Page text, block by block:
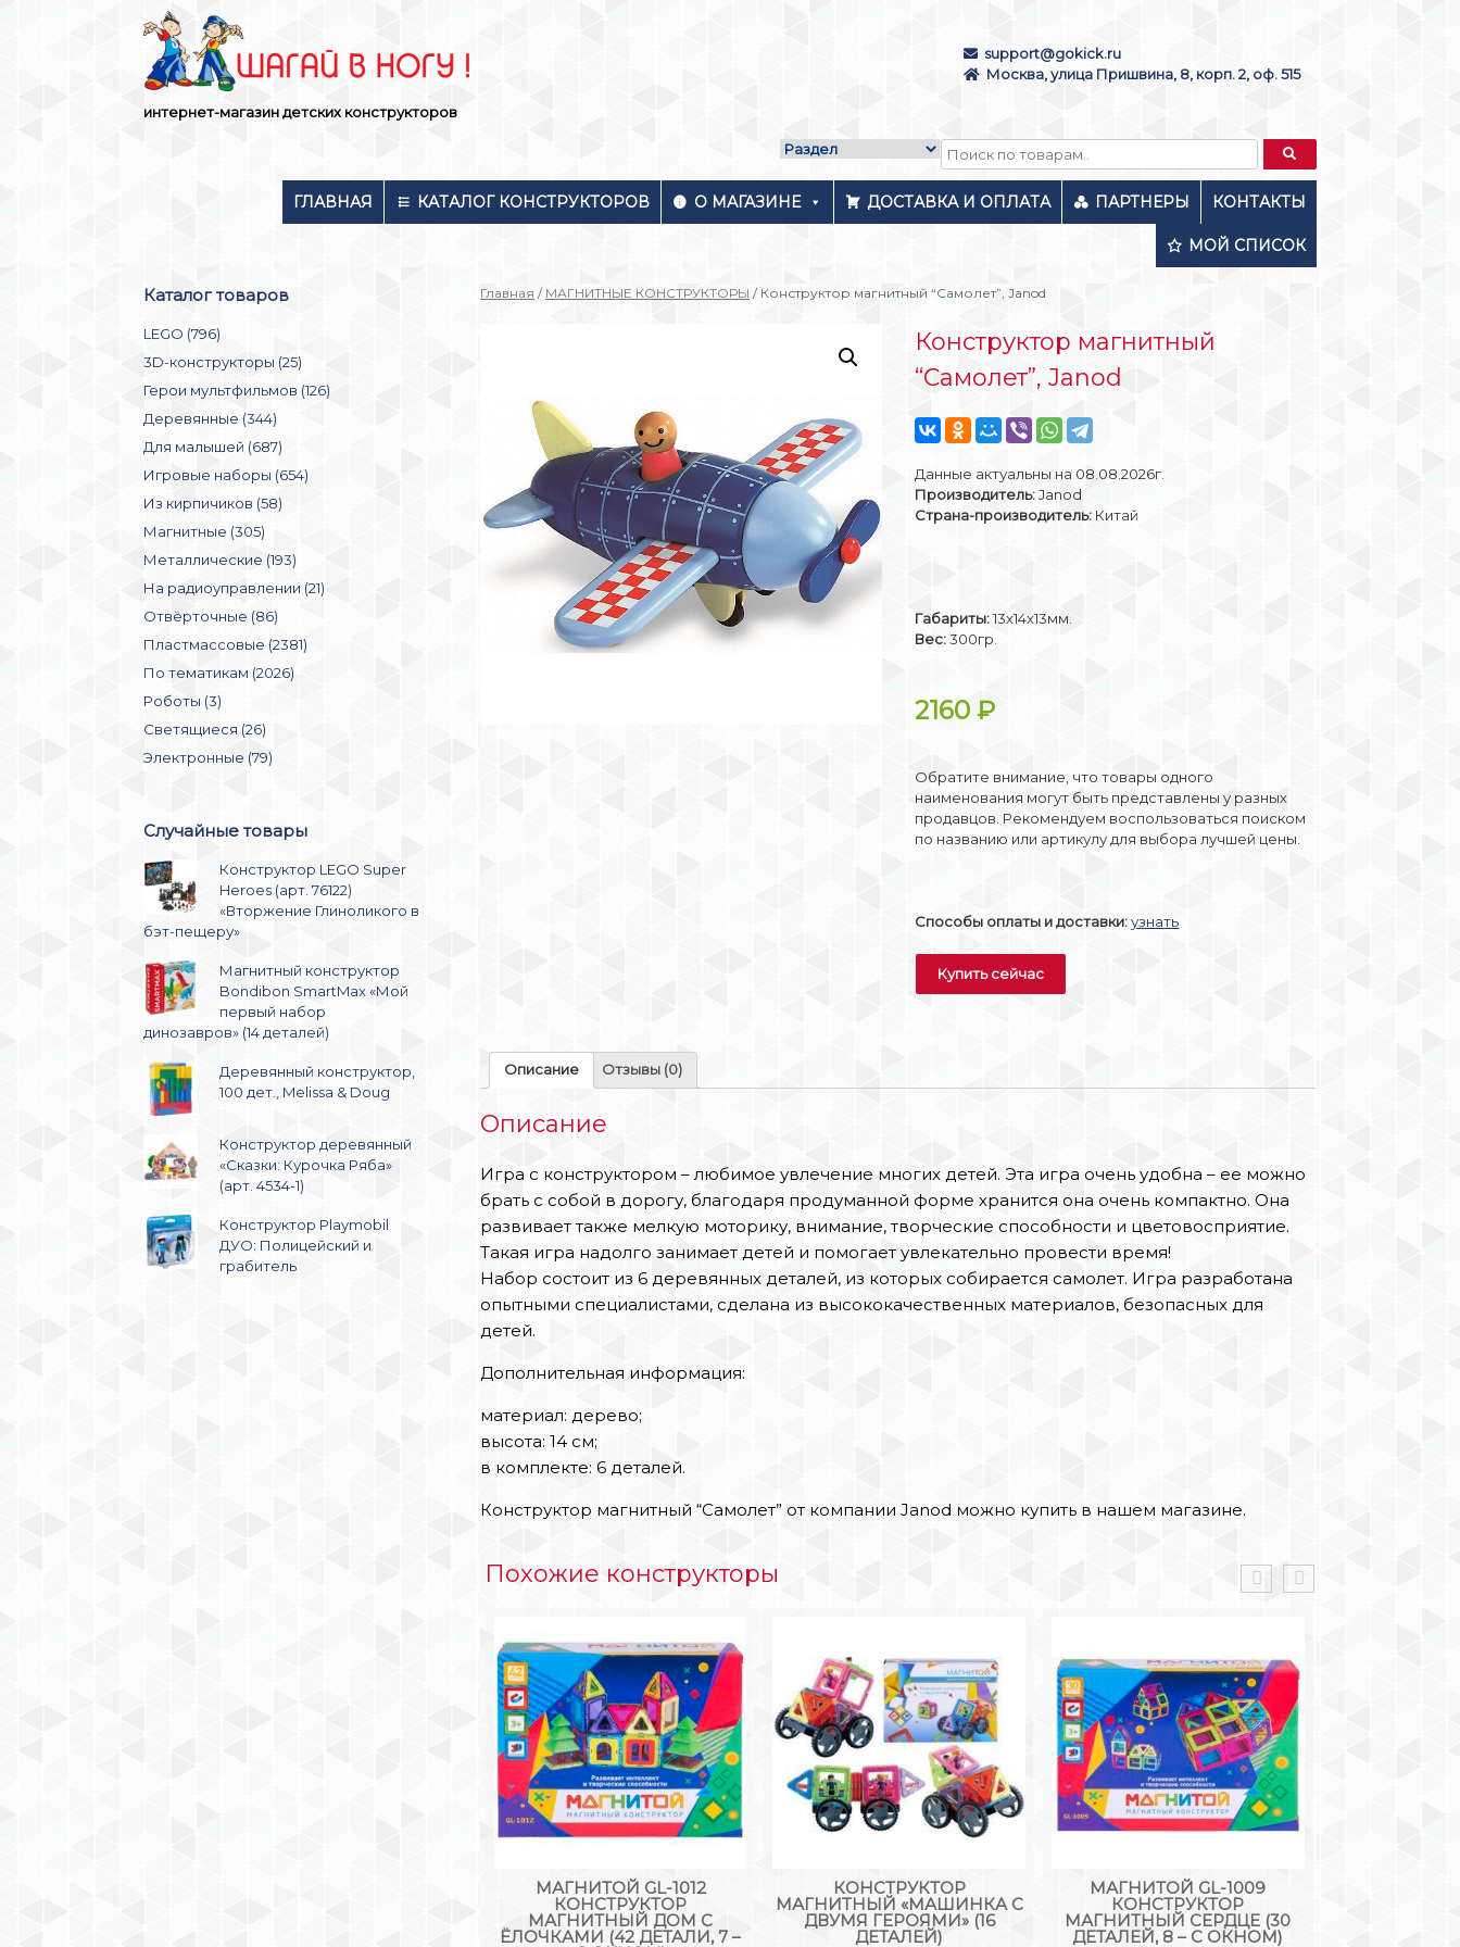
интернет-магазин детских конструкторов
support@gokick.ru
Москва, улица Пришвина, 8, корп. 2, оф. 515
ГЛАВНАЯ КАТАЛОГ КОНСТРУКТОРОВ О МАГАЗИНЕ ДОСТАВКА И ОПЛАТА ПАРТНЕРЫ КОНТАКТЫ
МОЙ СПИСОК
Главная / МАГНИТНЫЕ КОНСТРУКТОРЫ / Конструктор магнитный “Самолет”, Janod
Конструктор магнитный
“Самолет”, Janod
Данные актуальны на 08.08.2026г.
Производитель:Janod
Страна-производитель: Китай
Габариты:13x14x13мм.
Вес:300гр.
2160₽
Обратите внимание, что товары одного
наименования могут быть представлены у разных
продавцов. Рекомендуем воспользоваться поиском
по названию или артикулу для выбора лучшей цены.
Способы оплаты и доставки: узнать
Купить сейчас
Описание Отзывы (0)
Описание
Игра с конструктором – любимое увлечение многих детей. Эта игра очень удобна – ее можно
брать с собой в дорогу, благодаря продуманной форме хранится она очень компактно. Она
развивает также мелкую моторику, внимание, творческие способности и цветовосприятие.
Такая игра надолго занимает детей и помогает увлекательно провести время!
Набор состоит из 6 деревянных деталей, из которых собирается самолет. Игра разработана
опытными специалистами, сделана из высококачественных материалов, безопасных для
детей.
Дополнительная информация:
материал: дерево;
высота: 14 см;
в комплекте: 6 деталей.
Конструктор магнитный “Самолет” от компании Janod можно купить в нашем магазине.
Похожие конструкторы
МАГНИТОЙ GL-1012
КОНСТРУКТОР
МАГНИТНЫЙ ДОМ С
ЁЛОЧКАМИ (42 ДЕТАЛИ, 7 –
КОНСТРУКТОР
МАГНИТНЫЙ «МАШИНКА С
ДВУМЯ ГЕРОЯМИ» (16
ДЕТАЛЕЙ)
МАГНИТОЙ GL-1009
КОНСТРУКТОР
МАГНИТНЫЙ СЕРДЦЕ (30
ДЕТАЛЕЙ, 8 – С ОКНОМ)
Каталог товаров
LEGO (796)
3D-конструкторы (25)
Герои мультфильмов (126)
Деревянные (344)
Для малышей (687)
Игровые наборы (654)
Из кирпичиков (58)
Магнитные (305)
Металлические (193)
На радиоуправлении (21)
Отвёрточные (86)
Пластмассовые (2381)
По тематикам (2026)
Роботы (3)
Светящиеся (26)
Электронные (79)
Случайные товары
Конструктор LEGO Super
Heroes (арт. 76122)
«Вторжение Глиноликого в
бэт-пещеру»
Магнитный конструктор
Bondibon SmartMax «Мой
первый набор
динозавров» (14 деталей)
Деревянный конструктор,
100 дет., Melissa & Doug
Конструктор деревянный
«Сказки: Курочка Ряба»
(арт. 4534-1)
Конструктор Playmobil
ДУО: Полицейский и
грабитель